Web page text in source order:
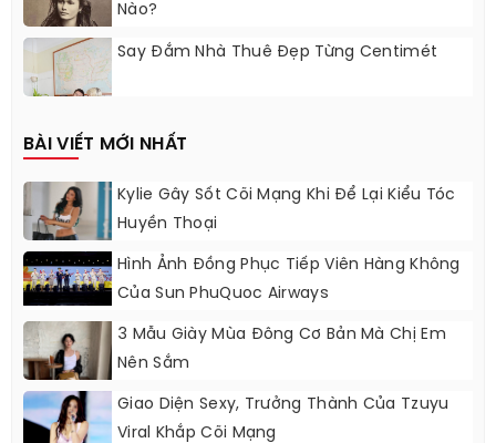
Nào?
Say Đắm Nhà Thuê Đẹp Từng Centimét
BÀI VIẾT MỚI NHẤT
Kylie Gây Sốt Cõi Mạng Khi Để Lại Kiểu Tóc
Huyền Thoại
Hình Ảnh Đồng Phục Tiếp Viên Hàng Không
Của Sun PhuQuoc Airways
3 Mẫu Giày Mùa Đông Cơ Bản Mà Chị Em
Nên Sắm
Giao Diện Sexy, Trưởng Thành Của Tzuyu
Viral Khắp Cõi Mạng